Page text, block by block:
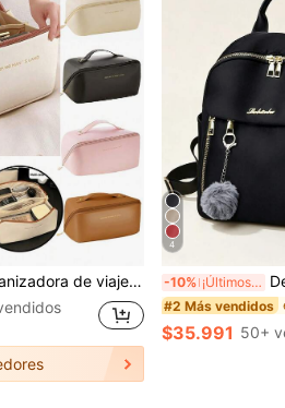
de aseo, bolsa de maquillaje para viajes y hogar, bolsa organizadora de maquillaje, accesorios de viaje, bolsas, decoración de habitaciones, tocador, bolsa de cosméticos, bolsa de almacenamiento, regalo para ella, regalo de Navidad, regalo creativo para mujeres, bolsa, bolsa de maquillaje, artículo esencial de viaje
4
-10% ¡Últimos 3 días Dedoo Mochila de
#2 Más vendidos
$35.991 50+